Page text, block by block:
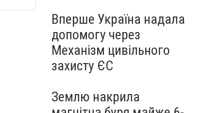
Вперше Україна надала
допомогу через
Механізм цивільного
захисту ЄС
Землю накрила